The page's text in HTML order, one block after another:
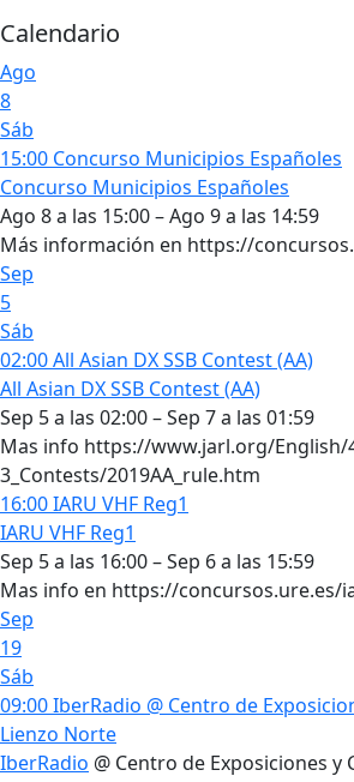
Calendario
Ago
8
Sáb
15:00 Concurso Municipios Españoles
Concurso Municipios Españoles
Ago 8 a las 15:00 – Ago 9 a las 14:59
Más información en https://
Sep
5
Sáb
02:00All Asian DX SSB Contest (AA)
All Asian DX SSB Contest (AA)
Sep 5 a las 02:00 – Sep 7 a las 01:59
Mas info https://www.jarl.org/English/
3_Contests/2019AA_rule.htm
16:00IARU VHF Reg1
IARU VHF Reg1
Sep 5 a las 16:00 – Sep 6 a las 15:59
Mas info en https://concursos.ure.es/
Sep
19
Sáb
09:00IberRadio @ Centro de
Lienzo Norte
IberRadio @ Centro de Exposiciones y